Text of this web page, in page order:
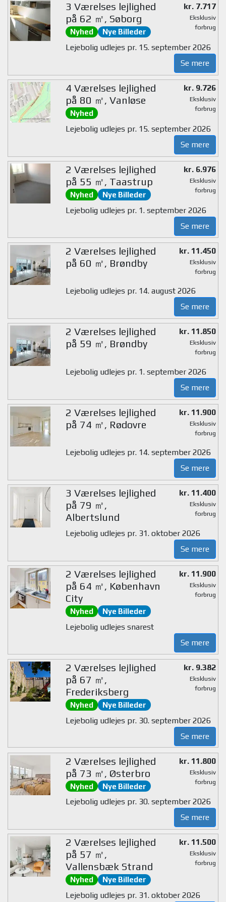
3 Værelses lejlighed
på 62 ㎡, Søborg
Nyhed Nye Billeder
kr. 7.717
Eksklusiv
forbrug
Lejebolig udlejes pr. 15. september 2026
Se mere
4 Værelses lejlighed
på 80 ㎡, Vanløse
Nyhed
kr. 9.726
Eksklusiv
forbrug
Lejebolig udlejes pr. 15. september 2026
Se mere
2 Værelses lejlighed
på 55 ㎡, Taastrup
Nyhed Nye Billeder
kr. 6.976
Eksklusiv
forbrug
Lejebolig udlejes pr. 1. september 2026
Se mere
2 Værelses lejlighed
på 60 ㎡, Brøndby
kr. 11.450
Eksklusiv
forbrug
Lejebolig udlejes pr. 14. august 2026
Se mere
2 Værelses lejlighed
på 59 ㎡, Brøndby
kr. 11.850
Eksklusiv
forbrug
Lejebolig udlejes pr. 1. september 2026
Se mere
2 Værelses lejlighed
på 74 ㎡, Rødovre
kr. 11.900
Eksklusiv
forbrug
Lejebolig udlejes pr. 14. september 2026
Se mere
3 Værelses lejlighed
på 79 ㎡,
Albertslund
kr. 11.400
Eksklusiv
forbrug
Lejebolig udlejes pr. 31. oktober 2026
Se mere
2 Værelses lejlighed
på 64 ㎡, København
City
Nyhed Nye Billeder
kr. 11.900
Eksklusiv
forbrug
Lejebolig udlejes snarest
Se mere
2 Værelses lejlighed
på 67 ㎡,
Frederiksberg
Nyhed Nye Billeder
kr. 9.382
Eksklusiv
forbrug
Lejebolig udlejes pr. 30. september 2026
Se mere
2 Værelses lejlighed
på 73 ㎡, Østerbro
Nyhed Nye Billeder
kr. 11.800
Eksklusiv
forbrug
Lejebolig udlejes pr. 30. september 2026
Se mere
2 Værelses lejlighed
på 57 ㎡,
Vallensbæk Strand
Nyhed Nye Billeder
kr. 11.500
Eksklusiv
forbrug
Lejebolig udlejes pr. 31. oktober 2026